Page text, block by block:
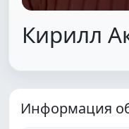
Кирилл
Информация